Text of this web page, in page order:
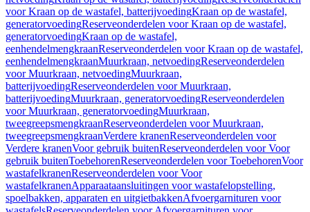
voor Kraan op de wastafel, batterijvoedingKraan op de wastafel,
generatorvoedingReserveonderdelen voor Kraan op de wastafel,
generatorvoedingKraan op de wastafel,
eenhendelmengkraanReserveonderdelen voor Kraan op de wastafel,
eenhendelmengkraanMuurkraan, netvoedingReserveonderdelen
voor Muurkraan, netvoedingMuurkraan,
batterijvoedingReserveonderdelen voor Muurkraan,
batterijvoedingMuurkraan, generatorvoedingReserveonderdelen
voor Muurkraan, generatorvoedingMuurkraan,
tweegreepsmengkraanReserveonderdelen voor Muurkraan,
tweegreepsmengkraanVerdere kranenReserveonderdelen voor
Verdere kranenVoor gebruik buitenReserveonderdelen voor Voor
gebruik buitenToebehorenReserveonderdelen voor ToebehorenVoor
wastafelkranenReserveonderdelen voor Voor
wastafelkranenApparaataansluitingen voor wastafelopstelling,
spoelbakken, apparaten en uitgietbakkenAfvoergarnituren voor